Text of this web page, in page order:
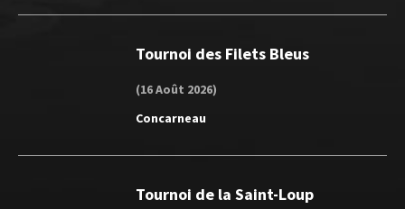
Tournoi des Filets Bleus
(16 Août 2026)
Concarneau
Tournoi de la Saint-Loup